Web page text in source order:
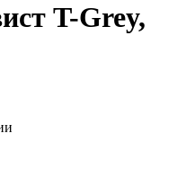
T-Grey,